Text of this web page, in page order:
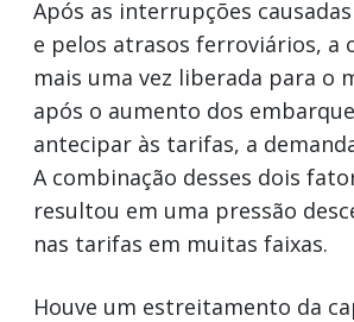
Após as interrupções
e pelos atrasos ferroviários, a
mais uma vez liberada para o
após o aumento dos
antecipar às tarifas, a
A combinação desses dois
resultou em uma pressão
nas tarifas em muitas faixas.
Houve um estreitamento da